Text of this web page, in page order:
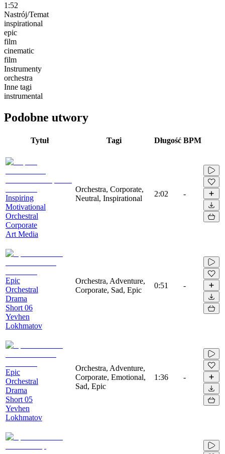
1:52
Nastrój/Temat
inspirational
epic
film
cinematic
film
Instrumenty
orchestra
Inne tagi
instrumental
Podobne utwory
Tytuł Tagi Długość BPM
Inspiring
Motivational
Orchestral
Corporate
Art Media
Orchestra, Corporate,
Neutral, Inspirational
2:02 -
Epic
Orchestral
Drama
Short 06
Yevhen
Lokhmatov
Orchestra, Adventure,
Corporate, Sad, Epic
0:51 -
Epic
Orchestral
Drama
Short 05
Yevhen
Lokhmatov
Orchestra, Adventure,
Corporate, Emotional,
Sad, Epic
1:36 -